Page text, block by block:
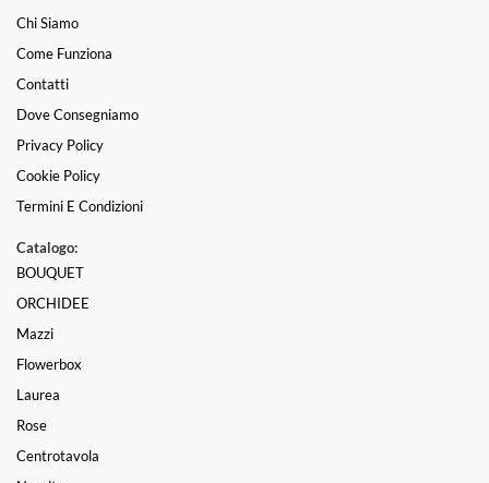
Chi Siamo
Come Funziona
Contatti
Dove Consegniamo
Privacy Policy
Cookie Policy
Termini E Condizioni
Catalogo:
BOUQUET
ORCHIDEE
Mazzi
Flowerbox
Laurea
Rose
Centrotavola